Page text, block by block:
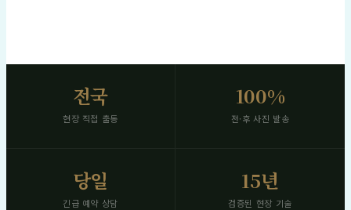
전국
현장 직접 출동
100%
전·후 사진 발송
당일
긴급 예약 상담
15년
검증된 현장 기술